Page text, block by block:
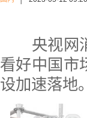
央视网消
看好中国市
设加速落地。